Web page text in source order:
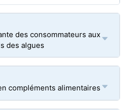
des consommateurs aux
des algues
compléments alimentaires